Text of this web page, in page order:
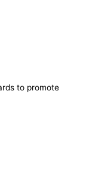
to promote